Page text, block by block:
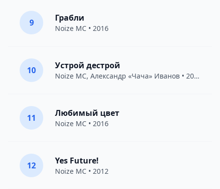
9 Грабли
Noize MC • 2016
10 Устрой дестрой
Noize MC, Александр «Чача» Иванов • 2010
11 Любимый цвет
Noize MC • 2016
12 Yes Future!
Noize MC • 2012